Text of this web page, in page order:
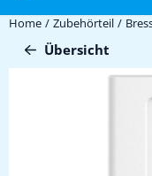
Home / Zubehörteil /
Übersicht